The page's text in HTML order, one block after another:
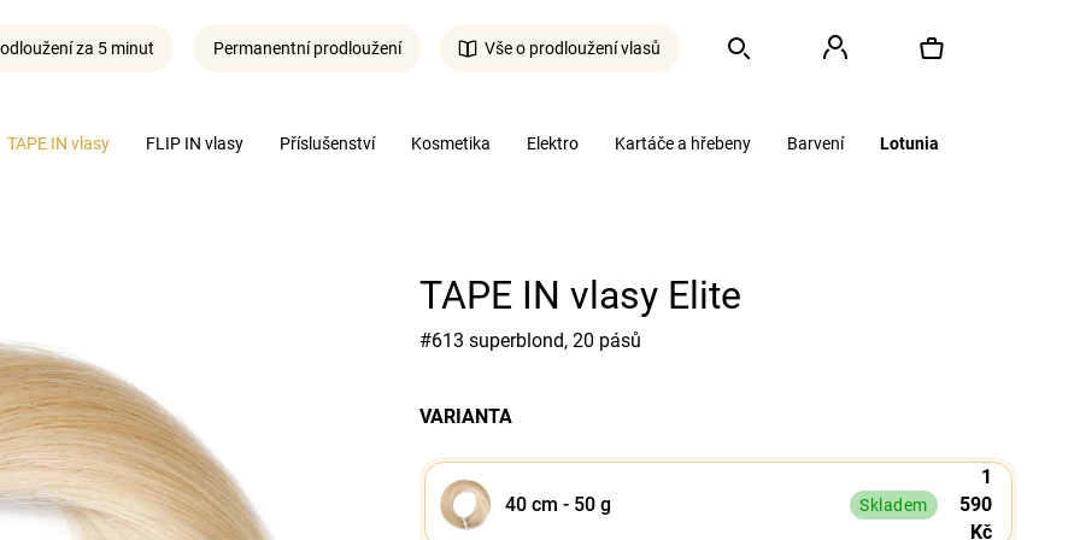
TAPE IN vlasy FLIP IN vlasy Příslušenství Kosmetika Elektro Kartáče a hřebeny Barvení Lotunia
za 5 minut Permanentní prodloužení Vše o prodloužení vlasů
Hledat PřihlášeníNákupní
TAPE IN vlasy Elite
#613 superblond, 20 pásů
VARIANTA
40 cm - 50 g Skladem
1
590
Kč
Co potřebujete najít?